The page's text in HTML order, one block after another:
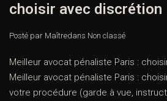
choisir avec discrétion
Posté par Maîtredans Non classé
Meilleur avocat pénaliste Paris :
Meilleur avocat pénaliste Paris :
votre procédure (garde à vue,